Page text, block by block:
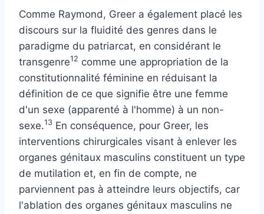
Comme Raymond, Greer a également placé les
discours sur la fluidité des genres dans le
paradigme du patriarcat, en considérant le
transgenre12 comme une appropriation de la
constitutionnalité féminine en réduisant la
définition de ce que signifie être une femme
d'un sexe (apparenté à l'homme) à un non-
sexe.13 En conséquence, pour Greer, les
interventions chirurgicales visant à enlever les
organes génitaux masculins constituent un type
de mutilation et, en fin de compte, ne
parviennent pas à atteindre leurs objectifs, car
l'ablation des organes génitaux masculins ne